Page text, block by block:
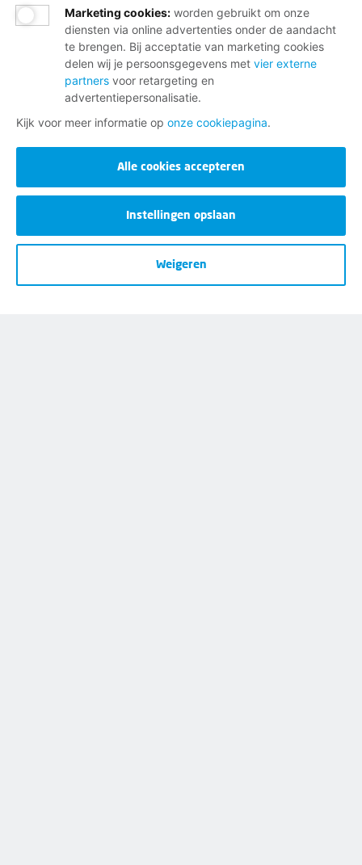
Disclaimer
Privacy
Marketing cookies: worden gebruikt om onze
diensten via online advertenties onder de aandacht
te brengen. Bij acceptatie van marketing cookies
delen wij je persoonsgegevens met vier externe
partners voor retargeting en
advertentiepersonalisatie.
Kijk voor meer informatie op onze cookiepagina.
Alle cookies accepteren
Instellingen opslaan
Weigeren